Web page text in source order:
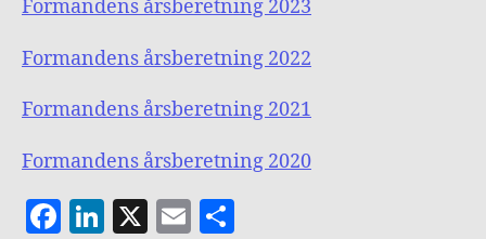
Formandens årsberetning 2023
Formandens årsberetning 2022
Formandens årsberetning 2021
Formandens årsberetning 2020
F
Li X
E